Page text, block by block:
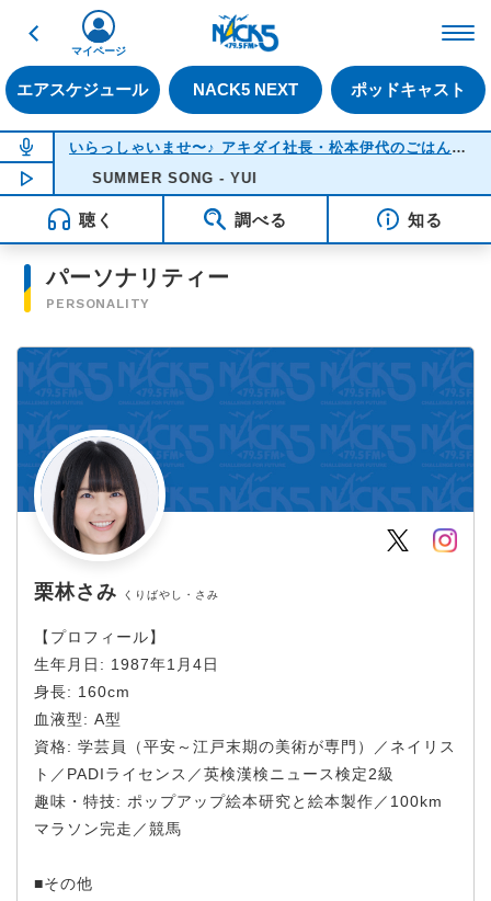
戻る
エアスケジュール NACK5 NEXT ポッドキャスト
マイページ
NOW ON AIR
いらっしゃいませ〜♪ アキダイ社長・松本伊代のごはんのおかず何にする？
NOW PLAYING 18:05
SUMMER SONG - YUI
聴く 調べる 知る
パーソナリティー
PERSONALITY
Twitter
栗林さみ くりばやし・さみ
【プロフィール】
生年月日: 1987年1月4日
身長: 160cm
血液型: A型
資格: 学芸員（平安～江戸末期の美術が専門）／ネイリス
ト／PADIライセンス／英検漢検ニュース検定2級
趣味・特技: ポップアップ絵本研究と絵本製作／100km
マラソン完走／競馬
■その他